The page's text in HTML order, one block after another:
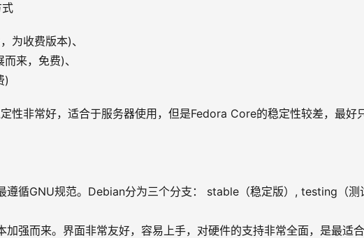
收费版本)、
来，免费)、
)
非常好，适合于服务器使用，但是Fedora Core的稳定性较差，最好
GNU规范。Debian分为三个分支： stable（稳定版）, testing（测
而来。界面非常友好，容易上手，对硬件的支持非常全面，是最适